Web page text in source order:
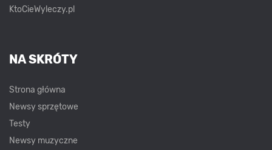
KtoCieWyleczy.pl
NA SKRÓTY
Strona główna
Newsy sprzętowe
Testy
Newsy muzyczne